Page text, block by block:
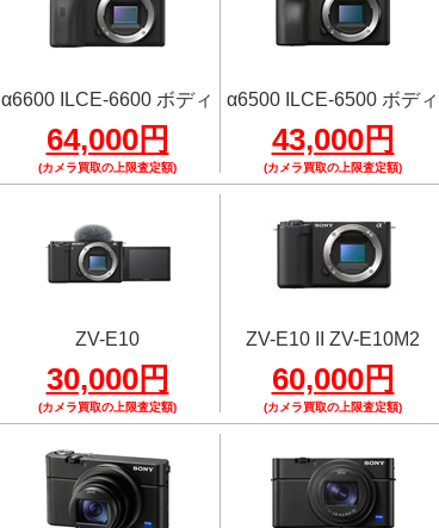
α6600 ILCE-6600 ボディ
64,000円
(カメラ買取の上限査定額)
α6500 ILCE-6500 ボディ
43,000円
(カメラ買取の上限査定額)
ZV-E10
30,000円
(カメラ買取の上限査定額)
ZV-E10 II ZV-E10M2
60,000円
(カメラ買取の上限査定額)